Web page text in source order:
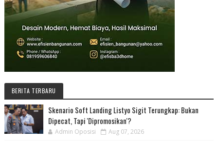
BERITA TERBARU
Skenario Soft Landing Listyo Sigit Terungkap: Bukan
Dipecat, Tapi 'Dipromosikan'?
Admin Oposisi Aug 07, 2026